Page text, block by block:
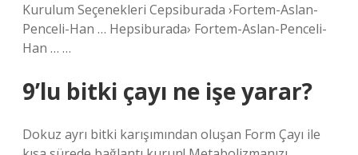
Kurulum Seçenekleri Cepsiburada ›Fortem-Aslan-
Penceli-Han … Hepsiburada› Fortem-Aslan-Penceli-
Han … …
9’lu bitki çayı ne işe yarar?
Dokuz ayrı bitki karışımından oluşan Form Çayı ile